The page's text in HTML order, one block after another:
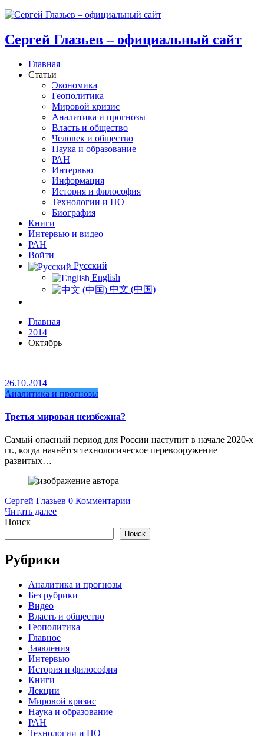
Сергей Глазьев – официальный сайт
Главная
Статьи
Экономика
Геополитика
Мировой кризис
Аналитика и прогнозы
Власть и общество
Человек и общество
Наука и образование
РАН
Интервью
Информация
История и философия
Технологии и ПО
Биография
Книги
Интервью и видео
РАН
Войти
Русский
English
中文 (中国)
Главная
2014
Октябрь
26.10.2014
Аналитика и прогнозы
Третья мировая неизбежна?
Самый опасный период для России наступит в начале 2020-х
гг., когда начнётся технологическое перевооружение
развитых…
Сергей Глазьев 0 Комментарии
Читать далее
Поиск
Поиск
Рубрики
Аналитика и прогнозы
Без рубрики
Видео
Власть и общество
Геополитика
Главное
Заявления
Интервью
История и философия
Книги
Лекции
Мировой кризис
Наука и образование
РАН
Технологии и ПО